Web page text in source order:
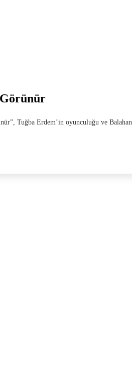
Görünür
Tuğba Erdem’in oyunculuğu ve